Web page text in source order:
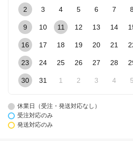
2 3 4 5 6 7 8
9 10 11 12 13 14
16 17 18 19 20 21
23 24 25 26 27 28
30 31 1 2 3 4 5
休業日（受注・発送対応なし）
受注対応のみ
発送対応のみ